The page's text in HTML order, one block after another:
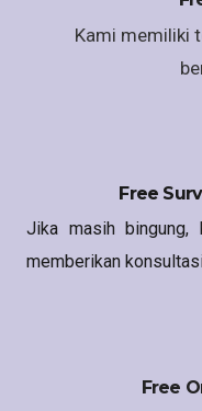
Kami memiliki
Free
Jika masih
memberikan
Free